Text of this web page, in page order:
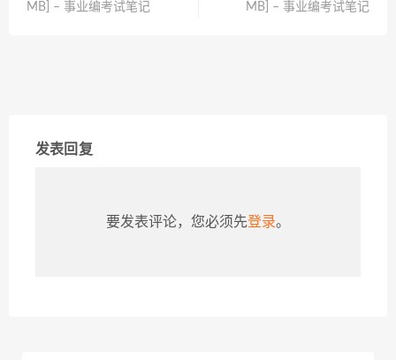
MB] – 事业编考试笔记
MB] – 事业编考试笔记
发表回复
要发表评论，您必须先登录。